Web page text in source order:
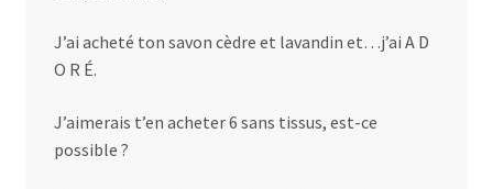
J’ai acheté ton savon cèdre et lavandin et…j’ai A D
O R É.
J’aimerais t’en acheter 6 sans tissus, est-ce
possible ?